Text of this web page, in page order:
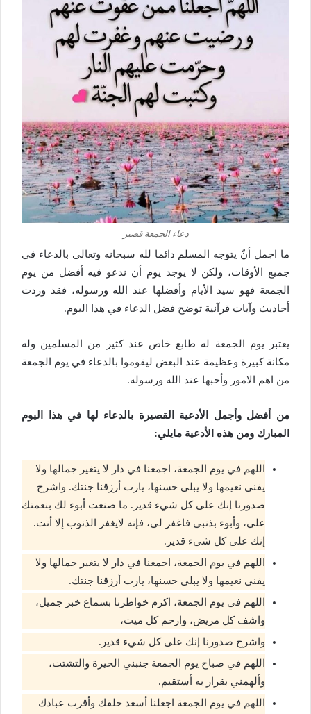
دعاء الجمعة قصير
ما اجمل أنّ يتوجه المسلم دائما لله سبحانه وتعالى بالدعاء في
جميع الأوقات، ولكن لا يوجد يوم أن ندعو فيه أفضل من يوم
الجمعة فهو سيد الأيام وأفضلها عند الله ورسوله، فقد وردت
أحاديث وآيات قرآنية توضح فضل الدعاء في هذا اليوم.
يعتبر يوم الجمعة له طابع خاص عند كثير من المسلمين وله
مكانة كبيرة وعظيمة عند البعض ليقوموا بالدعاء في يوم الجمعة
من اهم الامور وأحبها عند الله ورسوله.
من أفضل وأجمل الأدعية القصيرة بالدعاء لها في هذا اليوم
المبارك ومن هذه الأدعية مايلي:
اللهم في يوم الجمعة، اجمعنا في دار لا يتغير جمالها ولا
يفنى نعيمها ولا يبلى حسنها، يارب أرزقنا جنتك. واشرح
صدورنا إنك على كل شيء قدير. ما صنعت أبوء لك بنعمتك
علي، وأبوء بذنبي فاغفر لي، فإنه لايغفر الذنوب إلا أنت.
إنك على كل شيء قدير.
اللهم في يوم الجمعة، اجمعنا في دار لا يتغير جمالها ولا
يفنى نعيمها ولا يبلى حسنها، يارب أرزقنا جنتك.
اللهم في يوم الجمعة، اكرم خواطرنا بسماع خبر جميل،
واشف كل مريض، وارحم كل ميت،
واشرح صدورنا إنك على كل شيء قدير.
اللهم في صباح يوم الجمعة جنبني الحيرة والتشتت،
وألهمني بقرار به أستقيم.
اللهم في يوم الجمعة اجعلنا أسعد خلقك وأقرب عبادك